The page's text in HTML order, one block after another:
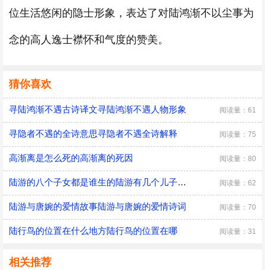
位生活悠闲的隐士形象，表达了对陆鸿渐不以尘事为
念的高人逸士襟怀和气度的赞美。
猜你喜欢
寻陆鸿渐不遇古诗译文寻陆鸿渐不遇人物形象 阅读量：61
寻隐者不遇的全诗意思寻隐者不遇全诗解释 阅读量：75
高渐离是怎么死的高渐离的死因 阅读量：80
陆游的八个子女都是谁生的陆游有几个儿子都是谁生的 阅读量：62
陆游与唐婉的爱情故事陆游与唐婉的爱情诗词 阅读量：70
陆行鸟的位置在什么地方陆行鸟的位置在哪 阅读量：31
相关推荐